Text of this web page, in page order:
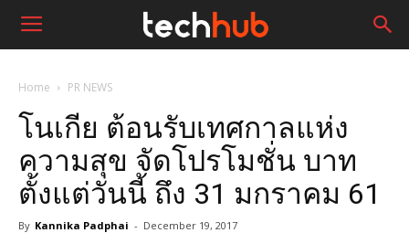
Home PR NEWS
โนเกีย ต้อนรับเทศกาลแห่ง
ความสุข จัดโปรโมชั่น บาท
ตั้งแต่วันนี้ ถึง 31 มกราคม 61
By Kannika Padphai - December 19, 2017